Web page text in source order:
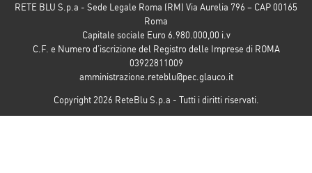
RETE BLU S.p.a - Sede Legale Roma (RM) Via Aurelia 796 – CAP 00165
Roma
Capitale sociale Euro 6.980.000,00 i.v
C.F. e Numero d’iscrizione del Registro delle Imprese di ROMA
03922811009
amministrazione.reteblu@pec.glauco.it
Copyright 2026 ReteBlu S.p.a - Tutti i diritti riservati.